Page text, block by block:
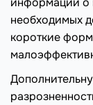
необходимых
короткие